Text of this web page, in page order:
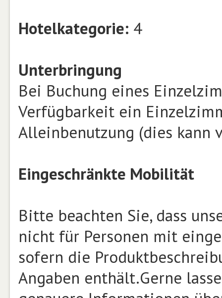
Hotelkategorie: 4
Unterbringung
Bei Buchung eines
Verfügbarkeit ein
Alleinbenutzung (dies kann
Eingeschränkte Mobilität
Bitte beachten Sie, dass
nicht für Personen mit
sofern die
Angaben enthält.Gerne